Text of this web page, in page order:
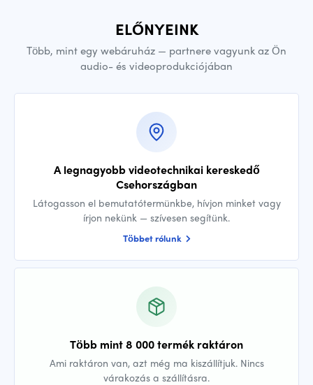
ELŐNYEINK
Több, mint egy webáruház — partnere vagyunk az Ön
audio- és videoprodukciójában
A legnagyobb videotechnikai kereskedő
Csehországban
Látogasson el bemutatótermünkbe, hívjon minket vagy
írjon nekünk — szívesen segítünk.
Többet rólunk
Több mint 8 000 termék raktáron
Ami raktáron van, azt még ma kiszállítjuk. Nincs
várakozás a szállításra.